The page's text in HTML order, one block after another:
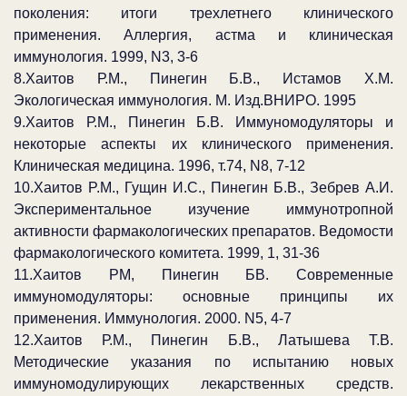
поколения: итоги трехлетнего клинического
применения. Аллергия, астма и клиническая
иммунология. 1999, N3, 3-6
8.Хаитов Р.М., Пинегин Б.В., Истамов Х.М.
Экологическая иммунология. М. Изд.ВНИРО. 1995
9.Хаитов Р.М., Пинегин Б.В. Иммуномодуляторы и
некоторые аспекты их клинического применения.
Клиническая медицина. 1996, т.74, N8, 7-12
10.Хаитов P.М., Гущин И.С., Пинегин Б.В., Зебрев А.И.
Экспериментальное изучение иммунотропной
активности фармакологических препаратов. Ведомости
фармакологического комитета. 1999, 1, 31-36
11.Хаитов РМ, Пинегин БВ. Современные
иммуномодуляторы: основные принципы их
применения. Иммунология. 2000. N5, 4-7
12.Хаитов Р.М., Пинегин Б.В., Латышева Т.В.
Методические указания по испытанию новых
иммуномодулирующих лекарственных средств.